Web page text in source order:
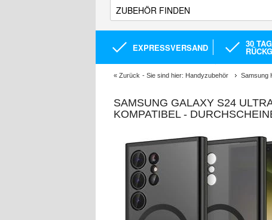
EXPRESSVERSAND 30
« Zurück - Sie sind hier: Handyzubehör Samsung
SAMSUNG GALAXY S24
KOMPATIBEL -